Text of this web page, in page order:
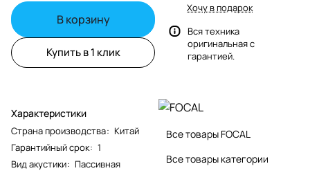
В корзину
Купить в 1 клик
Характеристики
Страна производства: Китай
Гарантийный срок: 1
Вид акустики: Пассивная
Хочу в подарок
Вся техника
оригинальная с
гарантией.
Все товары FOCAL
Все товары категории